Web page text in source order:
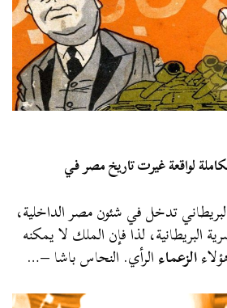
الكاملة لواقعة غيرت تاريخ مصر في
تدخل في شئون مصر الداخلية،
البريطانية، لذا فإن الملك لا يمكنه
الزعماءالرأي. النحاس باشا –…